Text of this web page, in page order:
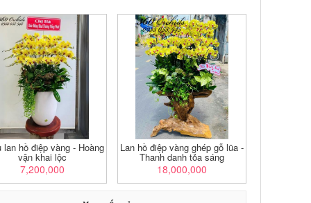
lan hồ điệp vàng - Hoàng
vận khai lộc
7,200,000
Lan hồ điệp vàng ghép gỗ lũa -
Thanh danh tỏa sáng
18,000,000